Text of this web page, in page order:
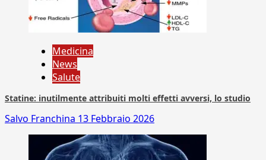
Medicina
News
Salute
Statine: inutilmente attribuiti molti effetti avversi, lo studio
Salvo Franchina 13 Febbraio 2026